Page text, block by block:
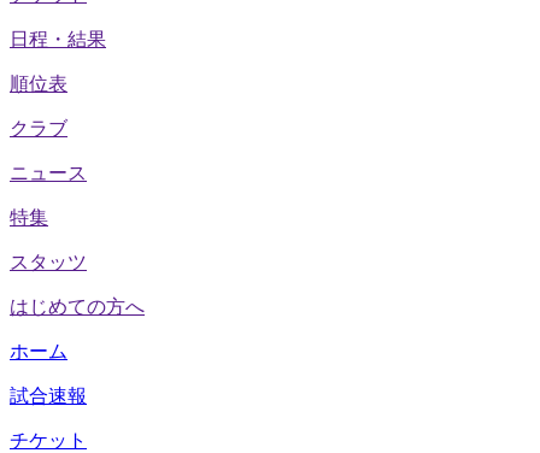
日程・結果
順位表
クラブ
ニュース
特集
スタッツ
はじめての方へ
ホーム
試合速報
チケット